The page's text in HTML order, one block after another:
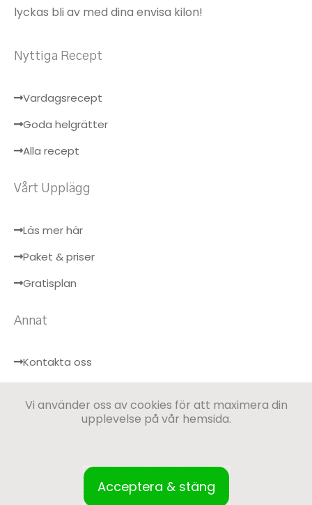
lyckas bli av med dina envisa kilon!
Nyttiga Recept
Vardagsrecept
Goda helgrätter
Alla recept
Vårt Upplägg
Läs mer här
Paket & priser
Gratisplan
Annat
Kontakta oss
Vi använder oss av cookies för att maximera din
upplevelse på vår hemsida.
Acceptera & stäng